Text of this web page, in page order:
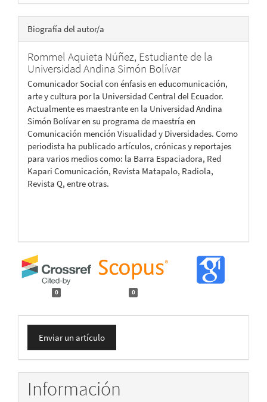
Biografía del autor/a
Rommel Aquieta Núñez, Estudiante de la
Universidad Andina Simón Bolívar
Comunicador Social con énfasis en educomunicación,
arte y cultura por la Universidad Central del Ecuador.
Actualmente es maestrante en la Universidad Andina
Simón Bolívar en su programa de maestría en
Comunicación mención Visualidad y Diversidades. Como
periodista ha publicado artículos, crónicas y reportajes
para varios medios como: la Barra Espaciadora, Red
Kapari Comunicación, Revista Matapalo, Radiola,
Revista Q, entre otras.
0 0
Enviar
un
artículo
Enviar un artículo
Información